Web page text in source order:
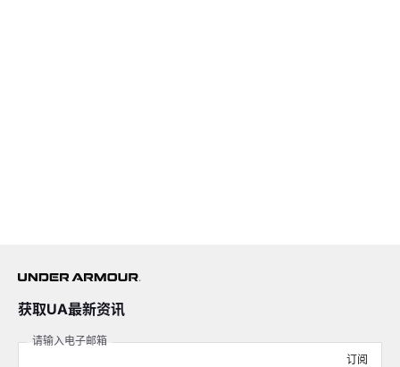
获取UA最新资讯
请输入电子邮箱
订阅